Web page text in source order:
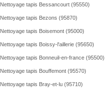
Nettoyage tapis Bessancourt (95550)
Nettoyage tapis Bezons (95870)
Nettoyage tapis Boisemont (95000)
Nettoyage tapis Boissy-l'aillerie (95650)
Nettoyage tapis Bonneuil-en-france (95500)
Nettoyage tapis Bouffemont (95570)
Nettoyage tapis Bray-et-lu (95710)